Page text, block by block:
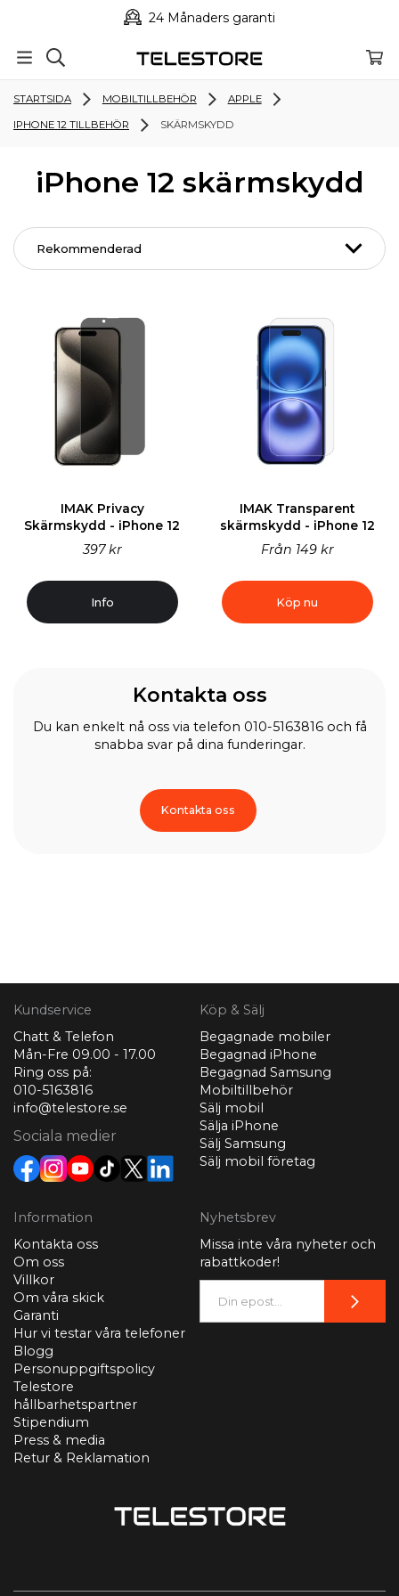
24 Månaders garanti
STARTSIDA MOBILTILLBEHÖR APPLE
IPHONE 12 TILLBEHÖR SKÄRMSKYDD
iPhone 12 skärmskydd
IMAK Privacy
Skärmskydd - iPhone 12
397 kr
Info
IMAK Transparent
skärmskydd - iPhone 12
Från 149 kr
Köp nu
Kontakta oss
Du kan enkelt nå oss via telefon 010-5163816 och få
snabba svar på dina funderingar.
Kontakta oss
Kundservice
Chatt & Telefon
Mån-Fre 09.00 - 17.00
Ring oss på:
010-5163816
info@telestore.se
Sociala medier
Köp & Sälj
Begagnade mobiler
Begagnad iPhone
Begagnad Samsung
Mobiltillbehör
Sälj mobil
Sälja iPhone
Sälj Samsung
Sälj mobil företag
Information
Kontakta oss
Om oss
Villkor
Om våra skick
Garanti
Hur vi testar våra telefoner
Blogg
Personuppgiftspolicy
Telestore
hållbarhetspartner
Stipendium
Press & media
Retur & Reklamation
Nyhetsbrev
Missa inte våra nyheter och
rabattkoder!